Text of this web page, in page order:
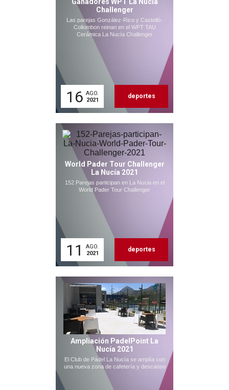
Challenger
Las parejas González-Rico y Castelló-
Collombon reinan en el WPT TAU
Cerámica La Nucía Challenger
16 AGO.
2021
deportes
World Pader Tour Challenger
La Nucía 2021
152 Parejas participan en La Nucia en el
World Pader Tour Challenger
11
AGO.
2021
deportes
Ampliación PadelPoint La
Nucía 2021
El Club de Pádel La Nucía se amplía con
una nueva zona de cafetería y descanso